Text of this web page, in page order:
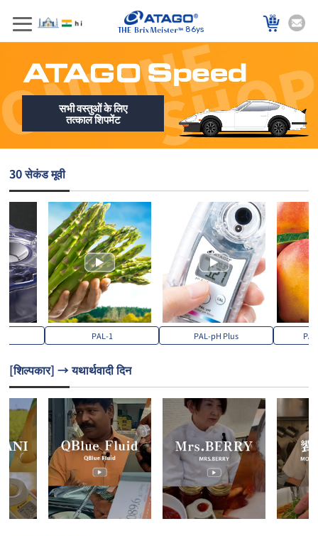
86ys
सभी वस्तुओं के लिए
तत्काल शिपमेंट
30 सेकंड मूवी
PAL-1 PAL-pH Plus
[शिल्पकार] → यथार्थवादी दिन